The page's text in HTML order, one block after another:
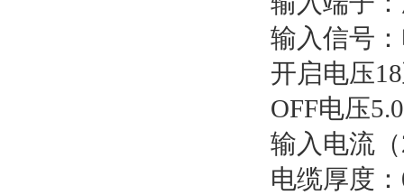
输入信号
开启电压
OFF电压
输入电流
电缆厚度